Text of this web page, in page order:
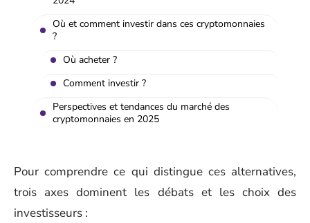
Où et comment investir dans ces cryptomonnaies
?
Où acheter ?
Comment investir ?
Perspectives et tendances du marché des
cryptomonnaies en 2025
Pour comprendre ce qui distingue ces alternatives,
trois axes dominent les débats et les choix des
investisseurs :